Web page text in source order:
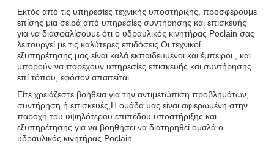
Εκτός από τις υπηρεσίες τεχνικής υποστήριξης, προσφέρουμε
επίσης μια σειρά από υπηρεσίες συντήρησης και επισκευής
για να διασφαλίσουμε ότι ο υδραυλικός κινητήρας Poclain σας
λειτουργεί με τις καλύτερες επιδόσεις.Οι τεχνικοί
εξυπηρέτησης μας είναι καλά εκπαιδευμένοι και έμπειροι., και
μπορούν να παρέχουν υπηρεσίες επισκευής και συντήρησης
επί τόπου, εφόσον απαιτείται.
Είτε χρειάζεστε βοήθεια για την αντιμετώπιση προβλημάτων,
συντήρηση ή επισκευές,Η ομάδα μας είναι αφιερωμένη στην
παροχή του υψηλότερου επιπέδου υποστήριξης και
εξυπηρέτησης για να βοηθήσει να διατηρηθεί ομαλά ο
υδραυλικός κινητήρας Poclain.